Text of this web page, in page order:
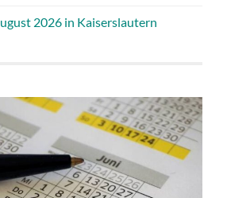
2026 in Kaiserslautern